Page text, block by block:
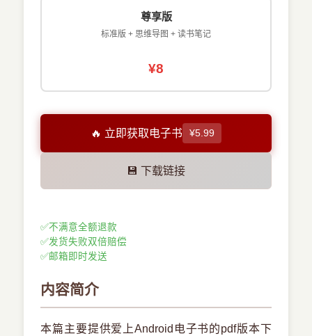
尊享版
标准版 + 思维导图 + 读书笔记
¥8
🔥 立即获取电子书 ¥5.99
💾 下载链接
✅不满意全额退款
✅发货失败双倍赔偿
✅邮箱即时发送
内容简介
本篇主要提供爱上Android电子书的pdf版本下